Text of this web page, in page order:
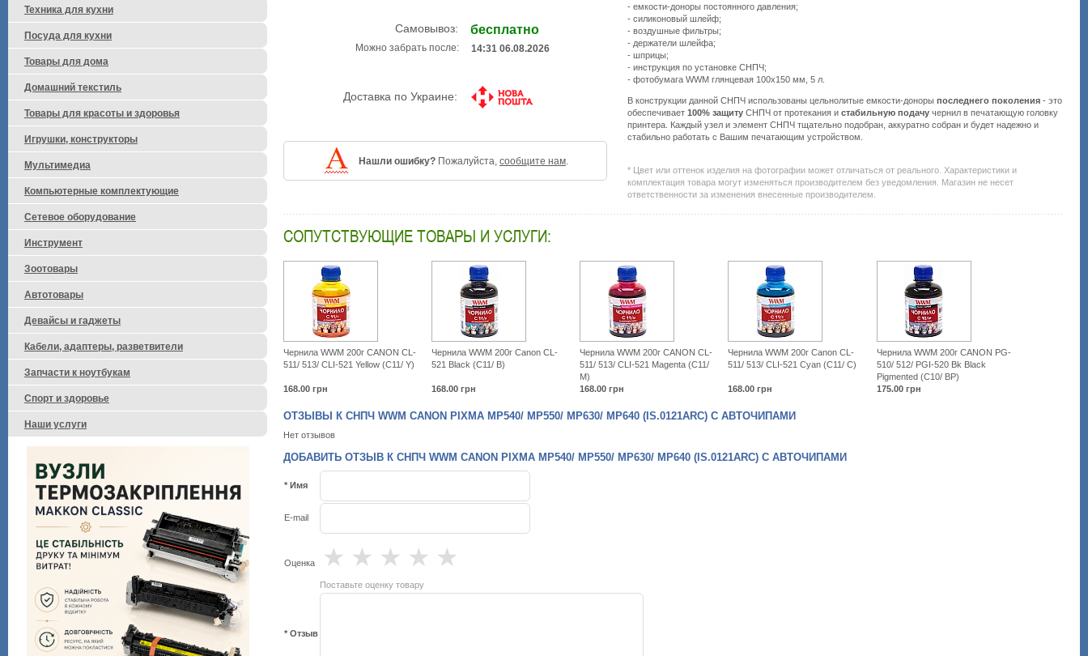
Самовывоз: бесплатно
Можно забрать после: 14:31 06.08.2026
Доставка по Украине:
Нашли ошибку? Пожалуйста, сообщите нам.
- емкости-доноры постоянного давления;
- силиконовый шлейф;
- воздушные фильтры;
- держатели шлейфа;
- шприцы;
- инструкция по установке СНПЧ;
- фотобумага WWM глянцевая 100х150 мм, 5 л.
В конструкции данной СНПЧ использованы цельнолитые емкости-доноры последнего поколения - это
обеспечивает 100% защиту СНПЧ от протекания и стабильную подачу чернил в печатающую головку
принтера . Каждый узел и элемент СНПЧ тщательно подобран, аккуратно собран и будет надежно и
стабильно работать с Вашим печатающим устройством.
chernila-
dlya-
kartridzhej-
snpch/51021-
mp630-
mp640-
0121arc.html
* Цвет или оттенок изделия на фотографии может отличаться от реального. Характеристики и
комплектация товара могут изменяться производителем без уведомления. Магазин не несет
ответственности за изменения внесенные производителем.
СОПУТСТВУЮЩИЕ ТОВАРЫ И УСЛУГИ:
Чернила WWM 200г CANON CL-
511/ 513/ CLI-521 Yellow (C11/ Y)
Чернила WWM 200г Canon CL-
521 Black (C11/ B)
Чернила WWM 200г CANON CL-
511/ 513/ CLI-521 Magenta (C11/
M)
Чернила WWM 200г Canon CL-
511/ 513/ CLI-521 Cyan (C11/ C)
Чернила WWM 200г CANON PG-
510/ 512/ PGI-520 Bk Black
Pigmented (C10/ BP)
168.00 грн 168.00 грн 168.00 грн 168.00 грн 175.00 грн
ОТЗЫВЫ К СНПЧ WWM CANON PIXMA MP540/ MP550/ MP630/ MP640 (IS.0121ARC) С АВТОЧИПАМИ
Нет отзывов
ДОБАВИТЬ ОТЗЫВ К СНПЧ WWM CANON PIXMA MP540/ MP550/ MP630/ MP640 (IS.0121ARC) С АВТОЧИПАМИ
* Имя
E-mail
Оценка ★
★
★
★
★
Поставьте оценку товару
* Отзыв
Техника для кухни
Посуда для кухни
Товары для дома
Домашний текстиль
Товары для красоты и здоровья
Игрушки, конструкторы
Мультимедиа
Компьютерные комплектующие
Сетевое оборудование
Инструмент
Зоотовары
Автотовары
Девайсы и гаджеты
Кабели, адаптеры, разветвители
Запчасти к ноутбукам
Спорт и здоровье
Наши услуги